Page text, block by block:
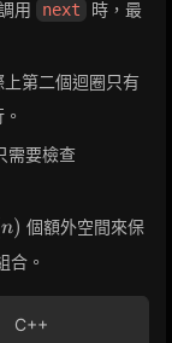
用 next
時，最
第二個迴圈只有
需要檢查
n) 個額外空間來保
合。
C++